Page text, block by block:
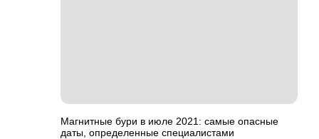
Магнитные бури в июле 2021: самые опасные
даты, определенные специалистами